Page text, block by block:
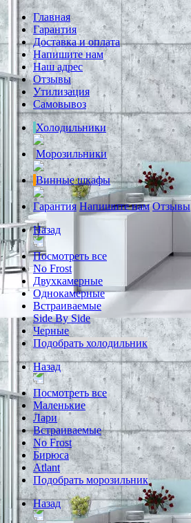
Главная
Гарантия
Доставка и оплата
Напишите нам
Наш адрес
Отзывы
Утилизация
Самовывоз
Холодильники
Морозильники
Винные шкафы
Гарантия Напишите нам Отзывы
Назад
Посмотреть все
No Frost
Двухкамерные
Однокамерные
Встраиваемые
Side By Side
Черные
Подобрать холодильник
Назад
Посмотреть все
Маленькие
Лари
Встраиваемые
No Frost
Бирюса
Atlant
Подобрать морозильник
Назад